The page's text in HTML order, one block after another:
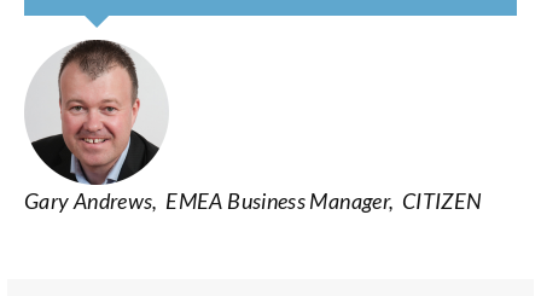
Gary Andrews, EMEA Business Manager, CITIZEN